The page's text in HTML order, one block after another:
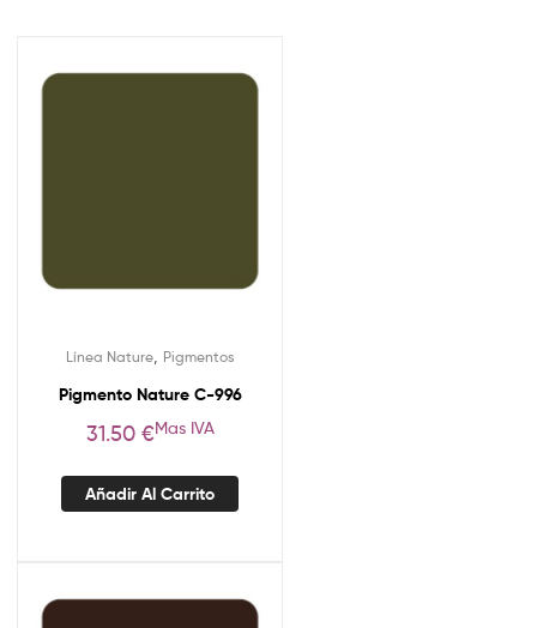
Línea Nature, Pigmentos
Pigmento Nature C-996
31.50 €Mas IVA
Añadir Al Carrito